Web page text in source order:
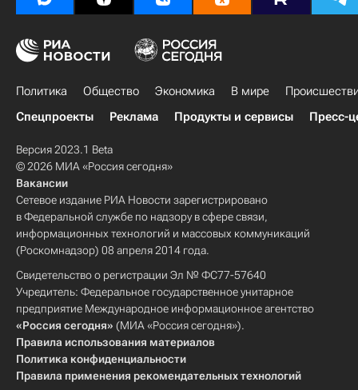
Политика Общество Экономика В мире
Спецпроекты
Реклама Продукты и сервисы Пресс-
Версия 2023.1 Beta
© 2026 МИА «Россия сегодня»
Вакансии
Сетевое издание РИА Новости зарегистрировано
в Федеральной службе по надзору в сфере связи,
информационных технологий и массовых коммуникаций
(Роскомнадзор) 08 апреля 2014 года.
Свидетельство о регистрации Эл № ФС77-57640
Учредитель: Федеральное государственное унитарное
предприятие Международное информационное агентство
«Россия сегодня» (МИА «Россия сегодня»).
Правила использования материалов
Политика конфиденциальности
Правила применения рекомендательных технологий